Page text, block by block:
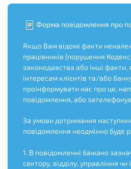
Форма повідомлення про
Якщо Вам відомі факти
працівників (порушення
законодавства або інші
інтересам клієнтів та/або
проінформувати нас про це,
повідомлення, або
За умови дотримання
повідомлення неодмінно буде
1. В повідомленні бажано
сектору, відділу, управління